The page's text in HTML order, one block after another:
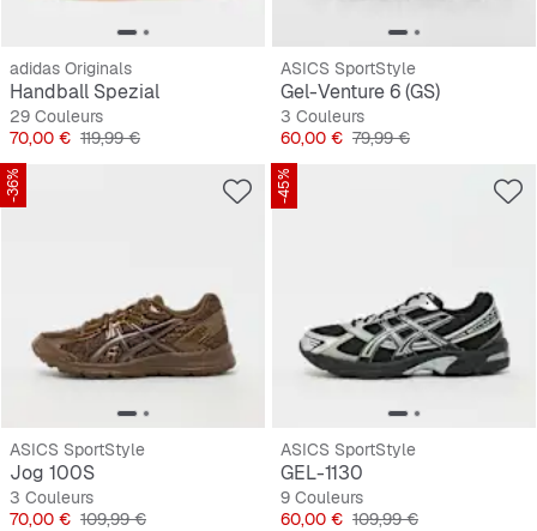
adidas Originals
Handball Spezial
29 Couleurs
Prix
70,00 € Prix original
119,99 €
ASICS SportStyle
Gel-Venture 6 (GS)
3 Couleurs
Prix
60,00 € Prix original
79,99 €
-36%
ASICS SportStyle
Jog 100S
3 Couleurs
Prix
70,00 € Prix original
109,99 €
-45%
ASICS SportStyle
GEL-1130
9 Couleurs
Prix
60,00 € Prix original
109,99 €